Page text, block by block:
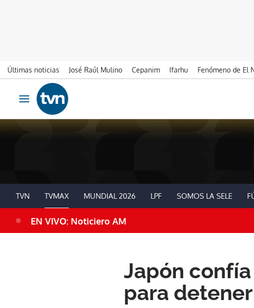
Últimas noticias José Raúl Mulino Cepanim Ifarhu Fenómeno de El
Ir al contenido
Obrir navegació
TVN TVMAX MUNDIAL 2026 LPF SOMOS LA SELE
EN VIVO: Noticiero AM
Japón
para